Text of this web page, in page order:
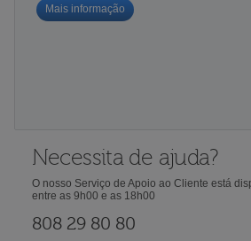
Mais informação
Necessita de ajuda?
O nosso Serviço de Apoio ao Cliente está
entre as 9h00 e as 18h00
808 29 80 80